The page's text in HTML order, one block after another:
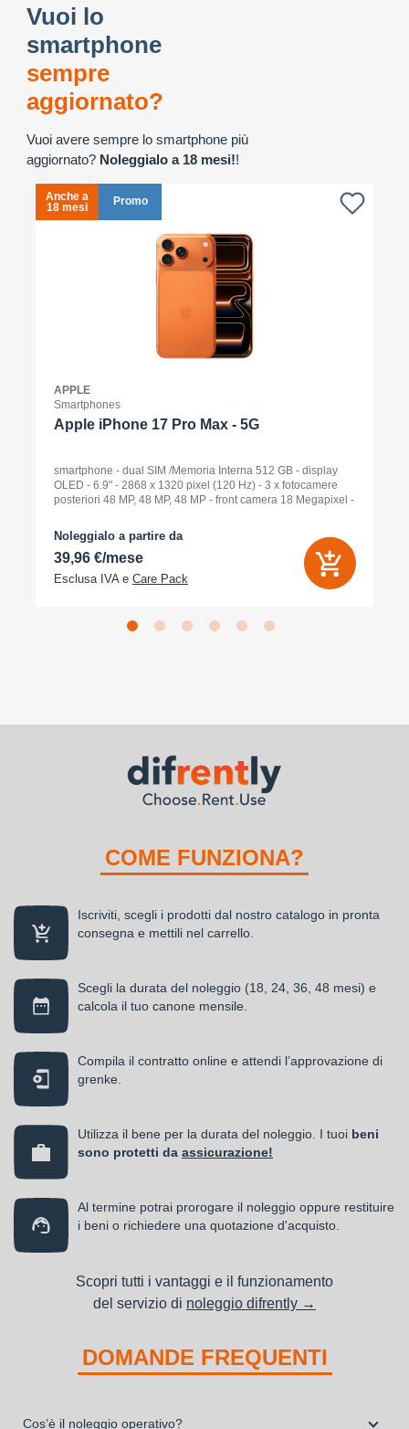
Vuoi lo
smartphone
sempre
aggiornato?
Vuoi avere sempre lo smartphone più
aggiornato? Noleggialo a 18 mesi!!
Anche a
18 mesi
Promo
APPLE
Smartphones
Apple iPhone 17 Pro Max - 5G
smartphone - dual SIM /Memoria Interna 512 GB - display
OLED - 6.9" - 2868 x 1320 pixel (120 Hz) - 3 x fotocamere
posteriori 48 MP, 48 MP, 48 MP - front camera 18 Megapixel -
Noleggialo a partire da
39,96 €/mese
Esclusa IVA e Care Pack
COME FUNZIONA?
Iscriviti, scegli i prodotti dal nostro catalogo in pronta
consegna e mettili nel carrello.
Scegli la durata del noleggio (18, 24, 36, 48 mesi) e
calcola il tuo canone mensile.
Compila il contratto online e attendi l’approvazione di
grenke.
Utilizza il bene per la durata del noleggio. I tuoi beni
sono protetti da assicurazione!
Al termine potrai prorogare il noleggio oppure restituire
i beni o richiedere una quotazione d'acquisto.
Scopri tutti i vantaggi e il funzionamento
del servizio di noleggio difrently →
DOMANDE FREQUENTI
Cos’è il noleggio operativo?